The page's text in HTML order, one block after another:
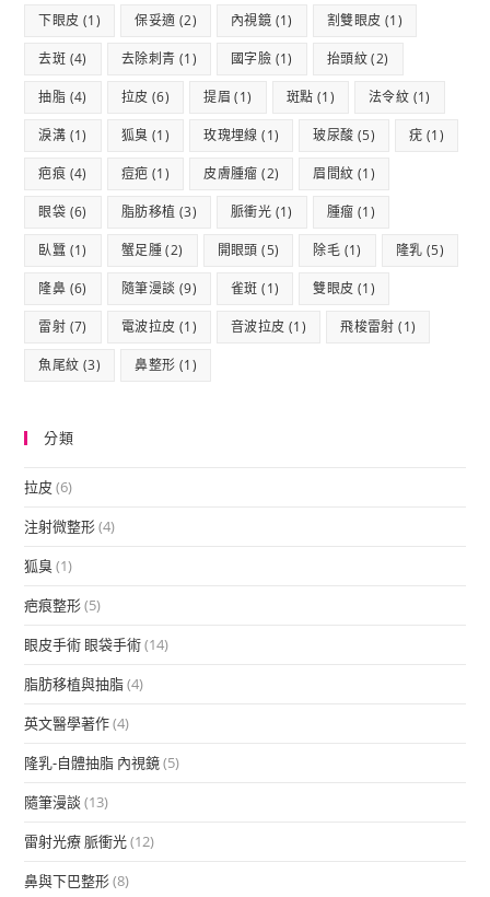
下眼皮 (1) 保妥適 (2) 內視鏡 (1) 割雙眼皮 (1)
去斑 (4) 去除刺青 (1) 國字臉 (1) 抬頭紋(2)
抽脂 (4) 拉皮 (6) 提眉 (1) 斑點 (1) 法令紋 (1)
淚溝 (1) 狐臭 (1) 玫瑰埋線 (1) 玻尿酸 (5) 疣 (1)
疤痕 (4) 痘疤 (1) 皮膚腫瘤 (2) 眉間紋 (1)
眼袋 (6) 脂肪移植 (3) 脈衝光 (1) 腫瘤 (1)
臥蠶 (1) 蟹足腫(2) 開眼頭 (5) 除毛 (1) 隆乳 (5)
隆鼻 (6) 隨筆漫談 (9) 雀斑 (1) 雙眼皮 (1)
雷射 (7) 電波拉皮 (1) 音波拉皮 (1) 飛梭雷射 (1)
魚尾紋 (3) 鼻整形 (1)
分類
拉皮 (6)
注射微整形(4)
狐臭(1)
疤痕整形(5)
眼皮手術 眼袋手術(14)
脂肪移植與抽脂(4)
英文醫學著作(4)
隆乳-自體抽脂 內視鏡(5)
隨筆漫談 (13)
雷射光療 脈衝光(12)
鼻與下巴整形(8)